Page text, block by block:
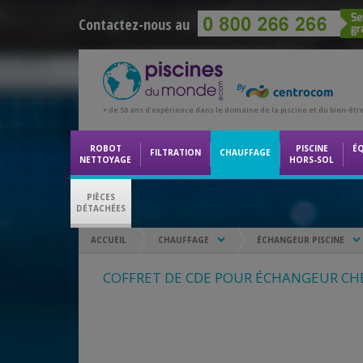
Contactez-nous au
+ de 50 ans d’expérience dans le domaine de la piscine et du bien-
ROBOT
NETTOYAGE
FILTRATION CHAUFFAGE
PISCINE
HORS-SOL
PIÈCES
DÉTACHÉES
COFFRET DE CDE POUR ÉCHANGEUR
ACCUEIL CHAUFFAGE ÉCHANGEUR PISCINE